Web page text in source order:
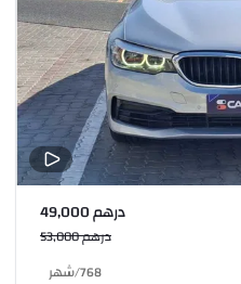
درهم 49,000
درهم 53,000
768
/شهر